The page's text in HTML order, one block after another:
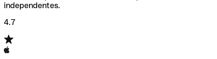
independentes.
4.7